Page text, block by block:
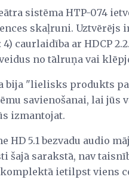
sistēma HTP-074
skaļruni. Uztvērējs
4) caurlaidība ar HDCP
no tālruņa vai
bija "lielisks produkts
savienošanai, lai
izmantojat.
HD 5.1 bezvadu audio
šajā sarakstā, nav
ietilpst viens